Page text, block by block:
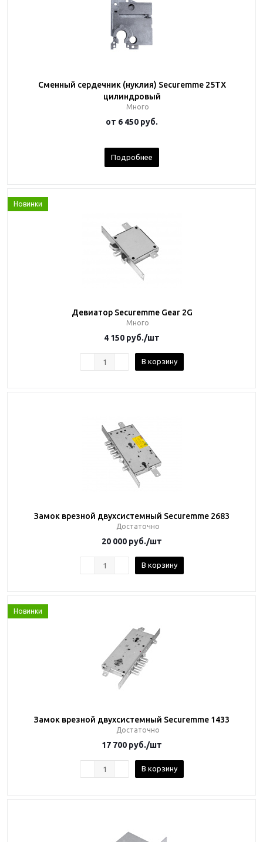
Сменный сердечник (нуклия) Securemme 25TX
цилиндровый
Много
от 6 450 руб.
Подробнее
Новинки
Девиатор Securemme Gear 2G
Много
4 150 руб./шт
В корзину
Замок врезной двухсистемный Securemme 2683
Достаточно
20 000 руб./шт
В корзину
Новинки
Замок врезной двухсистемный Securemme 1433
Достаточно
17 700 руб./шт
В корзину